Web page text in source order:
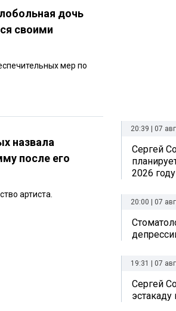
дочь
своими
мер по
назвала
после его
артиста.
20:39 | 07
Сергей
2026 году
20:00 | 07
19:31 | 07
Сергей